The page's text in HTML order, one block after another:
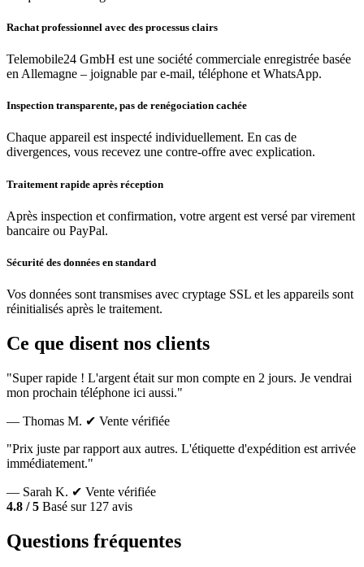
Rachat professionnel avec des processus clairs
Telemobile24 GmbH est une société commerciale enregistrée basée
en Allemagne – joignable par e-mail, téléphone et WhatsApp.
Inspection transparente, pas de renégociation cachée
Chaque appareil est inspecté individuellement. En cas de
divergences, vous recevez une contre-offre avec explication.
Traitement rapide après réception
Après inspection et confirmation, votre argent est versé par virement
bancaire ou PayPal.
Sécurité des données en standard
Vos données sont transmises avec cryptage SSL et les appareils sont
réinitialisés après le traitement.
Ce que disent nos clients
"Super rapide ! L'argent était sur mon compte en 2 jours. Je vendrai
mon prochain téléphone ici aussi."
— Thomas M. ✔ Vente vérifiée
"Prix juste par rapport aux autres. L'étiquette d'expédition est arrivée
immédiatement."
— Sarah K. ✔ Vente vérifiée
4.8 / 5 Basé sur 127 avis
Questions fréquentes